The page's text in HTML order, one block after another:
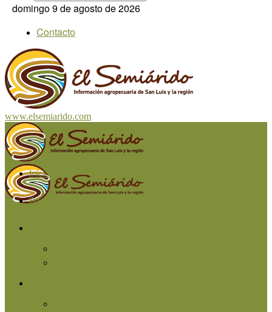
domingo 9 de agosto de 2026
Contacto
www.elsemiarido.com
Inicio
San Luis